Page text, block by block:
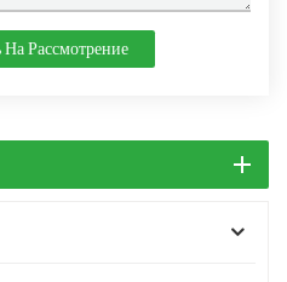
На Рассмотрение